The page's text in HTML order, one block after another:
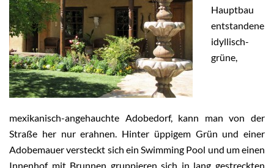
Hauptbau
entstandene
idyllisch-
grüne,
mexikanisch-angehauchte Adobedorf, kann man von der
Straße her nur erahnen. Hinter üppigem Grün und einer
Adobemauer versteckt sich ein Swimming Pool und um einen
Innenhof mit Brunnen gruppieren sich in lang gestreckten